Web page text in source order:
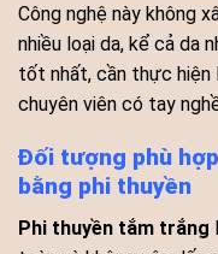
Công nghệ này không
nhiều loại da, kể cả da
tốt nhất, cần thực hiện
chuyên viên có tay
Đối tượng phù
bằng phi thuyền
Phi thuyền tắm trắng